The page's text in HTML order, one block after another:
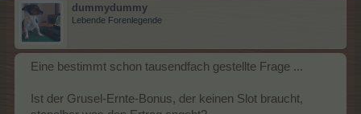
dummydummy
Lebende Forenlegende
Eine bestimmt schon tausendfach gestellte Frage ...
Ist der Grusel-Ernte-Bonus, der keinen Slot braucht,